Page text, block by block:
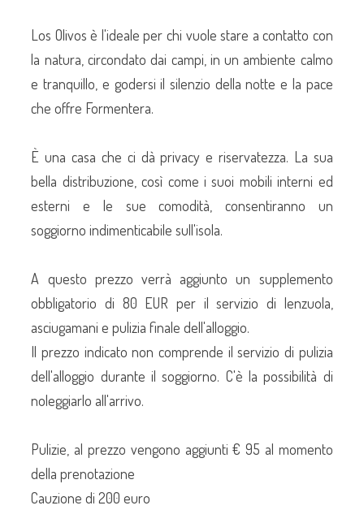
Los Olivos è l'ideale per chi vuole stare a contatto con
la natura, circondato dai campi, in un ambiente calmo
e tranquillo, e godersi il silenzio della notte e la pace
che offre Formentera.
È una casa che ci dà privacy e riservatezza. La sua
bella distribuzione, così come i suoi mobili interni ed
esterni e le sue comodità, consentiranno un
soggiorno indimenticabile sull'isola.
A questo prezzo verrà aggiunto un supplemento
obbligatorio di 80 EUR per il servizio di lenzuola,
asciugamani e pulizia finale dell'alloggio.
Il prezzo indicato non comprende il servizio di pulizia
dell'alloggio durante il soggiorno. C'è la possibilità di
noleggiarlo all'arrivo.
Pulizie, al prezzo vengono aggiunti € 95 al momento
della prenotazione
Cauzione di 200 euro